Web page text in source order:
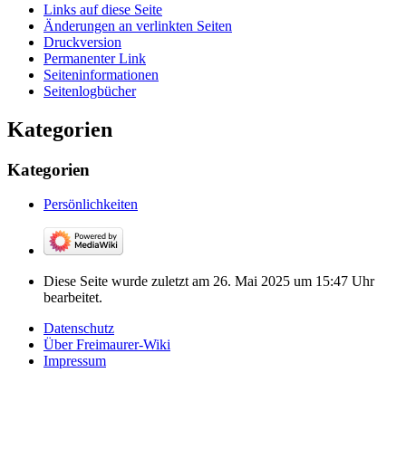
Links auf diese Seite
Änderungen an verlinkten Seiten
Druckversion
Permanenter Link
Seiten­­informationen
Seitenlogbücher
Kategorien
Kategorien
Persönlichkeiten
Diese Seite wurde zuletzt am 26. Mai 2025 um 15:47 Uhr
bearbeitet.
Datenschutz
Über Freimaurer-Wiki
Impressum